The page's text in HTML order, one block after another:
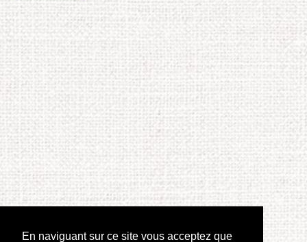
En naviguant sur ce site vous acceptez que